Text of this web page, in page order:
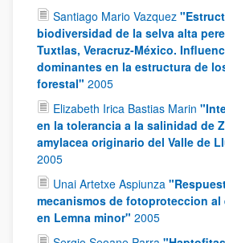
Santiago Mario Vazquez
biodiversidad de la selva alta
Tuxtlas, Veracruz-México.
dominantes en la estructura de
forestal" 2005
Elizabeth Irica Bastias Marin
en la tolerancia a la salinidad de
amylacea originario del Valle de
2005
Unai Artetxe Aspiunza
mecanismos de fotoproteccion
en Lemna minor" 2005